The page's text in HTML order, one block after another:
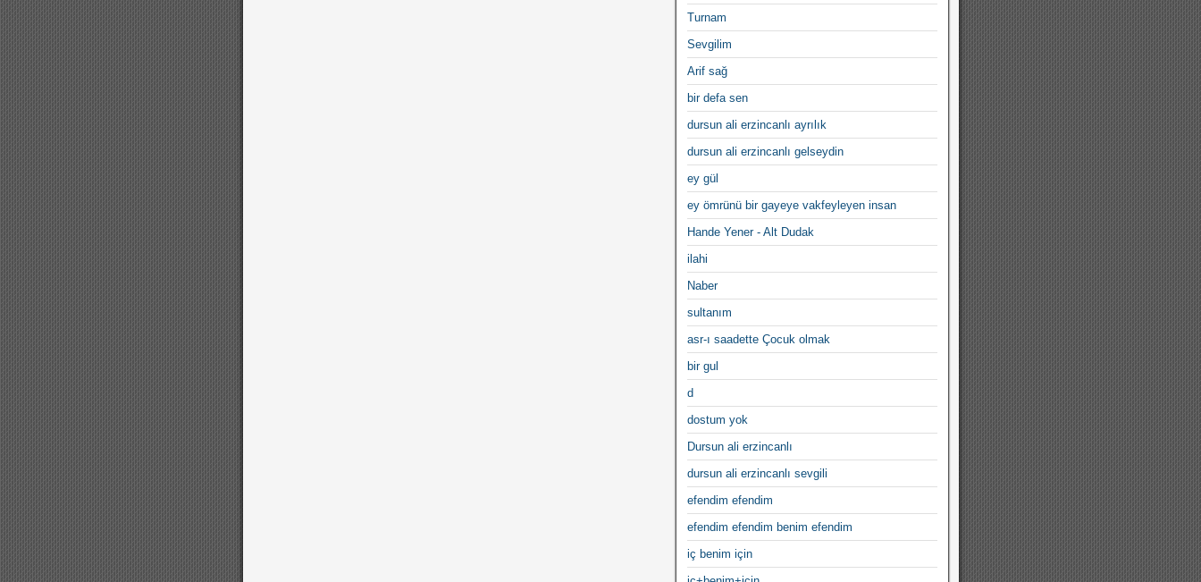
Turnam
Sevgilim
Arif sağ
bir defa sen
dursun ali erzincanlı ayrılık
dursun ali erzincanlı gelseydin
ey gül
ey ömrünü bir gayeye vakfeyleyen insan
Hande Yener - Alt Dudak
ilahi
Naber
sultanım
asr-ı saadette Çocuk olmak
bir gul
d
dostum yok
Dursun ali erzincanlı
dursun ali erzincanlı sevgili
efendim efendim
efendim efendim benim efendim
iç benim için